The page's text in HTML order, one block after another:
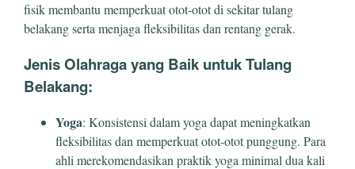
fisik membantu memperkuat otot-otot di sekitar tulang
belakang serta menjaga fleksibilitas dan rentang gerak.
Jenis Olahraga yang Baik untuk Tulang
Belakang:
Yoga: Konsistensi dalam yoga dapat meningkatkan
fleksibilitas dan memperkuat otot-otot punggung. Para
ahli merekomendasikan praktik yoga minimal dua kali